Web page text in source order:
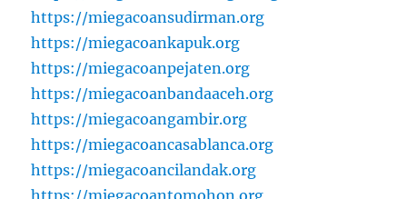
https://miegacoansudirman.org
https://miegacoankapuk.org
https://miegacoanpejaten.org
https://miegacoanbandaaceh.org
https://miegacoangambir.org
https://miegacoancasablanca.org
https://miegacoancilandak.org